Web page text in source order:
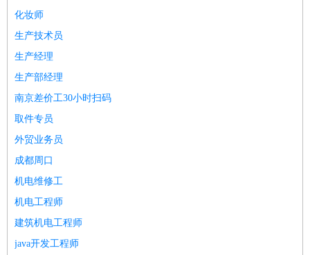
化妆师
生产技术员
生产经理
生产部经理
南京差价工30小时扫码
取件专员
外贸业务员
成都周口
机电维修工
机电工程师
建筑机电工程师
java开发工程师